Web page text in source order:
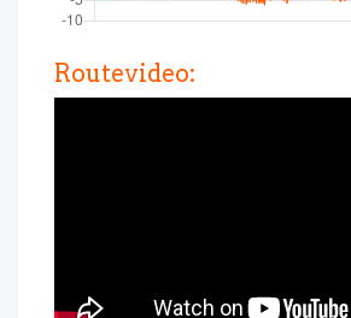
Routevideo: